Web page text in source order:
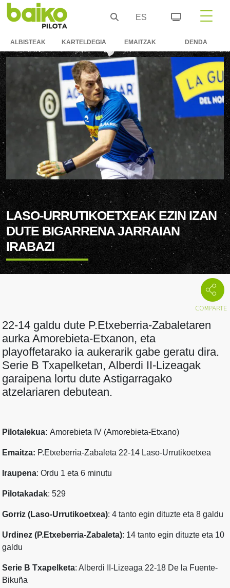
ES
ALBISTEAK KARTELDEGIA EMAITZAK DENDA
LASO-URRUTIKOETXEAK EZIN IZAN
DUTE BIGARRENA JARRAIAN
IRABAZI
22-14 galdu dute P.Etxeberria-Zabaletaren
aurka Amorebieta-Etxanon, eta
playoffetarako ia aukerarik gabe geratu dira.
Serie B Txapelketan, Alberdi II-Lizeagak
garaipena lortu dute Astigarragako
atzelariaren debutean.
Pilotalekua: Amorebieta IV (Amorebieta-Etxano)
Emaitza: P.Etxeberria-Zabaleta 22-14 Laso-Urrutikoetxea
Iraupena: Ordu 1 eta 6 minutu
Pilotakadak: 529
Gorriz (Laso-Urrutikoetxea): 4 tanto egin dituzte eta 8 galdu
Urdinez (P.Etxeberria-Zabaleta): 14 tanto egin dituzte eta 10
galdu
Serie B Txapelketa: Alberdi II-Lizeaga 22-18 De la Fuente-
Bikuña